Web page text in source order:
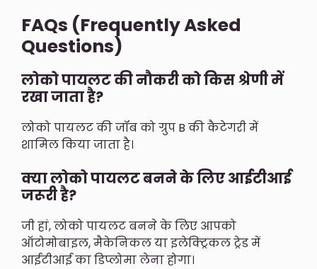
FAQs (Frequently Asked
Questions)
लोको पायलट की नौकरी को किस श्रेणी में
रखा जाता है?
लोको पायलट की जॉब को ग्रुप B की कैटेगरी में
शामिल किया जाता है।
क्या लोको पायलट बनने के लिए आईटीआई
जरूरी है?
जी हां, लोको पायलट बनने के लिए आपको
ऑटोमोबाइल, मैकेनिकल या इलेक्ट्रिकल ट्रेड में
आईटीआई का डिप्लोमा लेना होगा।